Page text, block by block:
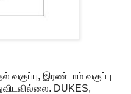
வகுப்பு, இரண்டாம் வகுப்பு
DUKES,